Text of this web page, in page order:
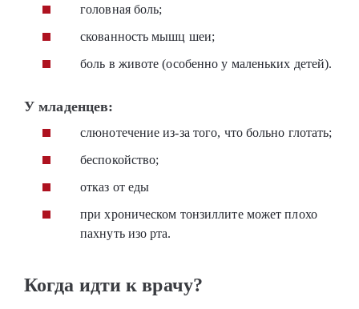
головная боль;
скованность мышц шеи;
боль в животе (особенно у маленьких детей).
У младенцев:
слюнотечение из-за того, что больно глотать;
беспокойство;
отказ от еды
при хроническом тонзиллите может плохо
пахнуть изо рта.
Когда идти к врачу?